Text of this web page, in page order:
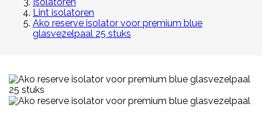
Lint isolatoren
Ako reserve isolator voor premium blue
glasvezelpaal 25 stuks